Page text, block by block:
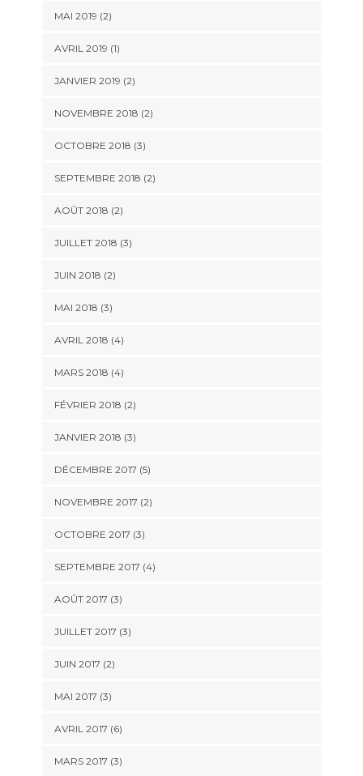
MAI 2019 (2)
AVRIL 2019 (1)
JANVIER 2019 (2)
NOVEMBRE 2018 (2)
OCTOBRE 2018 (3)
SEPTEMBRE 2018 (2)
AOÛT 2018 (2)
JUILLET 2018 (3)
JUIN 2018 (2)
MAI 2018 (3)
AVRIL 2018 (4)
MARS 2018 (4)
FÉVRIER 2018 (2)
JANVIER 2018 (3)
DÉCEMBRE 2017 (5)
NOVEMBRE 2017 (2)
OCTOBRE 2017 (3)
SEPTEMBRE 2017 (4)
AOÛT 2017 (3)
JUILLET 2017 (3)
JUIN 2017 (2)
MAI 2017 (3)
AVRIL 2017 (6)
MARS 2017 (3)